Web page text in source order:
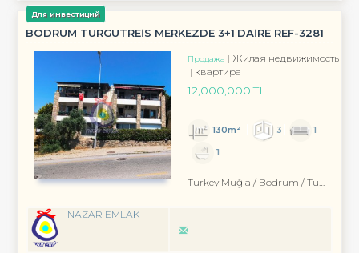
Для инвестиций
BODRUM TURGUTREİS MERKEZDE 3+1 DAİRE REF-3281
Продажа
Жилая недвижимость
квартира
12,000,000 TL
130m² 3
1
1
Turkey Muğla / Bodrum / Turgutreis
NAZAR EMLAK